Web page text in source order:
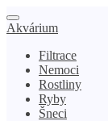
Akvárium
Filtrace
Nemoci
Rostliny
Ryby
Šneci